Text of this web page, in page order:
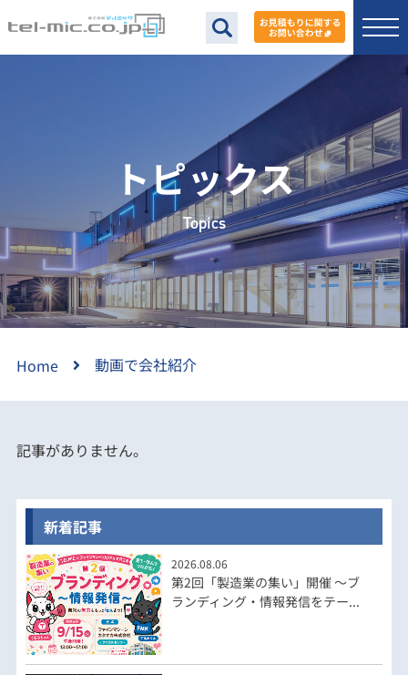
トピックス
Topics
Home 動画で会社紹介
記事がありません。
新着記事
2026.08.06
第2回「製造業の集い」開催 ～ブ
ランディング・情報発信をテー...